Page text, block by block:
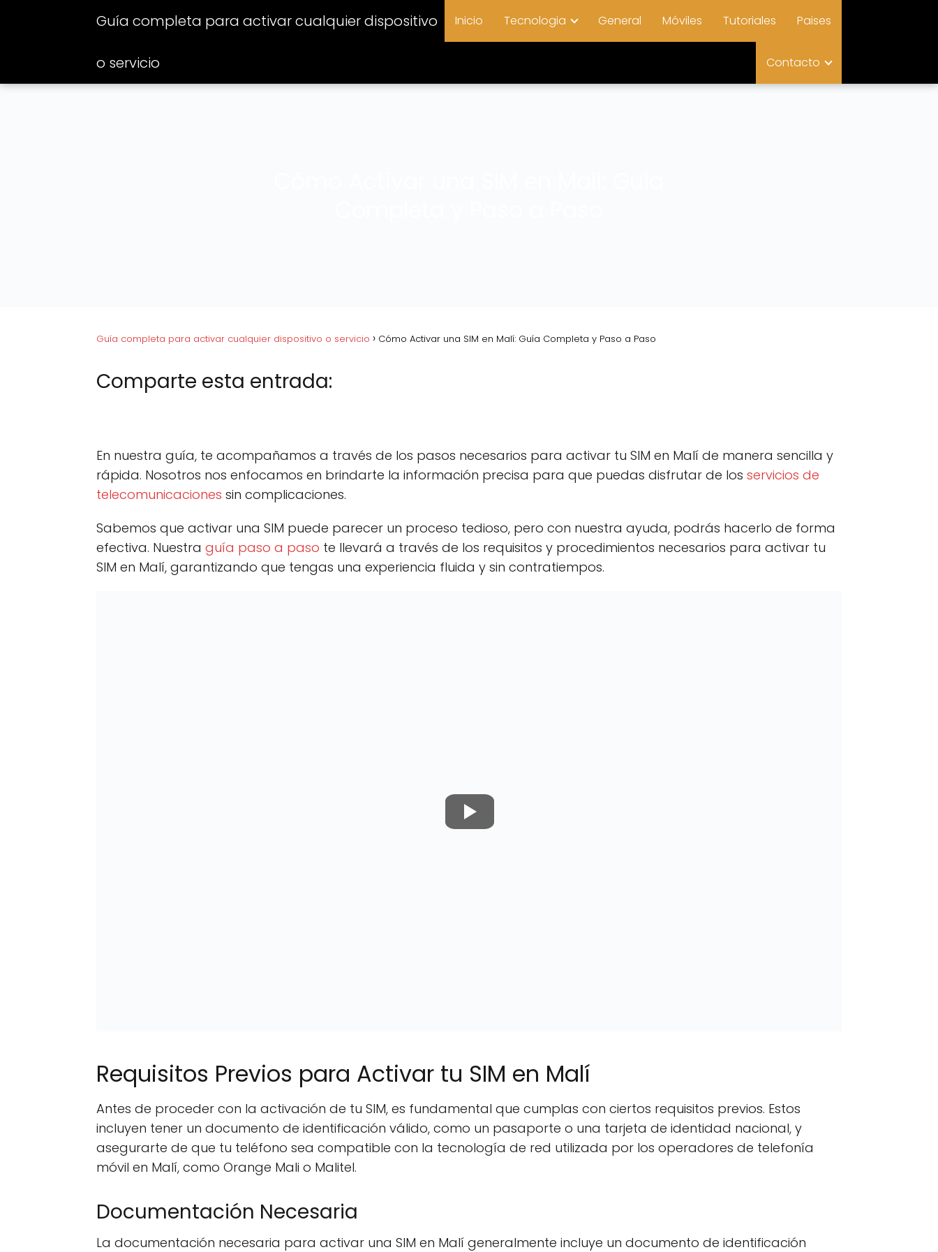
Guía completa para activar cualquier dispositivo
o servicio
Inicio Tecnologia General Móviles Tutoriales Paises
Contacto
Guía completa para activar cualquier dispositivo o servicio Cómo Activar una SIM en Malí: Guía Completa y Paso a Paso
Comparte esta entrada:
p
a
r
t
i
n
p
a
r
i
n
p
a
r
t
n
p
a
r
t
n
p
a
r
t
n
En nuestra guía, te acompañamos a través de los pasos necesarios para activar tu SIM en Malí de manera sencilla y
rápida. Nosotros nos enfocamos en brindarte la información precisa para que puedas disfrutar de los servicios de
telecomunicaciones sin complicaciones.
Sabemos que activar una SIM puede parecer un proceso tedioso, pero con nuestra ayuda, podrás hacerlo de forma
efectiva. Nuestra guía paso a paso te llevará a través de los requisitos y procedimientos necesarios para activar tu
SIM en Malí, garantizando que tengas una experiencia fluida y sin contratiempos.
Requisitos Previos para Activar tu SIM en Malí
Antes de proceder con la activación de tu SIM, es fundamental que cumplas con ciertos requisitos previos. Estos
incluyen tener un documento de identificación válido, como un pasaporte o una tarjeta de identidad nacional, y
asegurarte de que tu teléfono sea compatible con la tecnología de red utilizada por los operadores de telefonía
móvil en Malí, como Orange Mali o Malitel.
Documentación Necesaria
La documentación necesaria para activar una SIM en Malí generalmente incluye un documento de identificación